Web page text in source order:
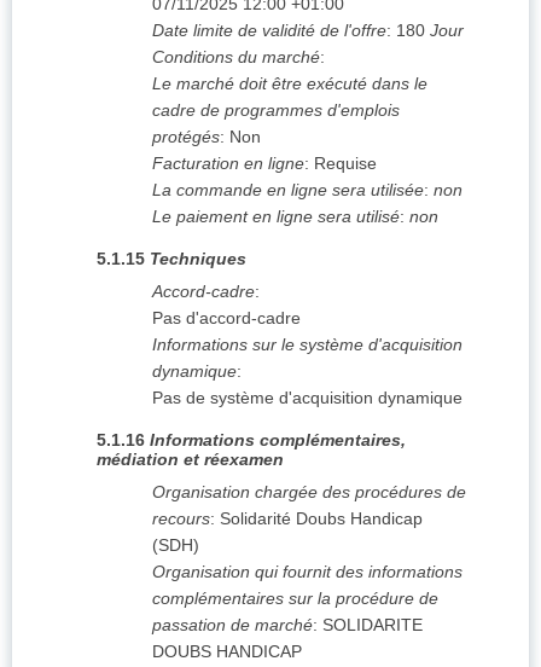
07/11/2025 12:00 +01:00
Date limite de validité de l'offre: 180 Jour
Conditions du marché:
Le marché doit être exécuté dans le
cadre de programmes d'emplois
protégés: Non
Facturation en ligne: Requise
La commande en ligne sera utilisée: non
Le paiement en ligne sera utilisé: non
5.1.15 Techniques
Accord-cadre:
Pas d'accord-cadre
Informations sur le système d'acquisition
dynamique:
Pas de système d'acquisition dynamique
5.1.16 Informations complémentaires,
médiation et réexamen
Organisation chargée des procédures de
recours: Solidarité Doubs Handicap
(SDH)
Organisation qui fournit des informations
complémentaires sur la procédure de
passation de marché: SOLIDARITE
DOUBS HANDICAP